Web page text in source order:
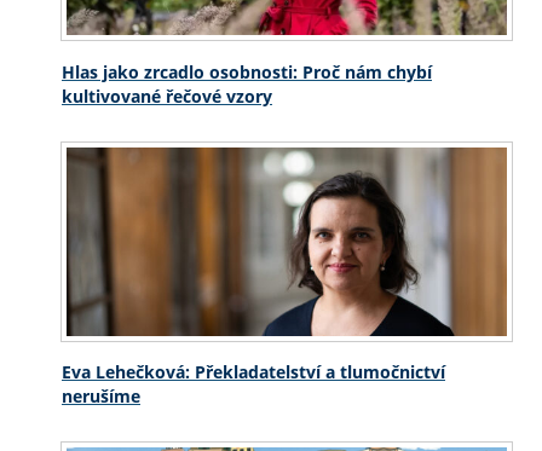
Hlas jako zrcadlo osobnosti: Proč nám chybí
kultivované řečové vzory
Eva Lehečková: Překladatelství a tlumočnictví
nerušíme